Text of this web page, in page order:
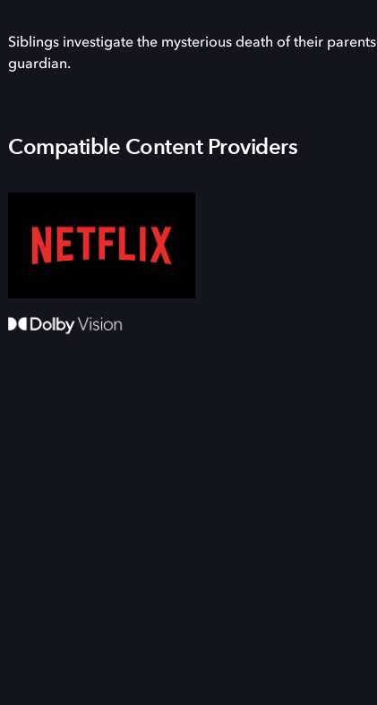
Siblings investigate the mysterious death of their
guardian.
Compatible Content Providers